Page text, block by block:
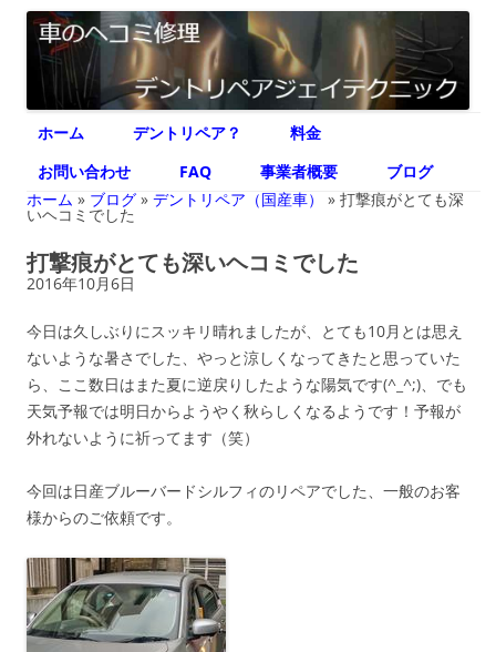
デントリペア ジェイテクニック
車のヘコミ修理専門 神奈川県横浜市 デントリペア ジェイテクニック
ン
ツ
へ
ス
プ
ホーム デントリペア？
料金
お問い合わせ
FAQ 事業者概要
ブログ
ホーム » ブログ » デントリペア（国産車） » 打撃痕がとても深
いヘコミでした
打撃痕がとても深いヘコミでした
2016年10月6日
今日は久しぶりにスッキリ晴れましたが、とても10月とは思え
ないような暑さでした、やっと涼しくなってきたと思っていた
ら、ここ数日はまた夏に逆戻りしたような陽気です(^_^;)、でも
天気予報では明日からようやく秋らしくなるようです！予報が
外れないように祈ってます（笑）
今回は日産ブルーバードシルフィのリペアでした、一般のお客
様からのご依頼です。